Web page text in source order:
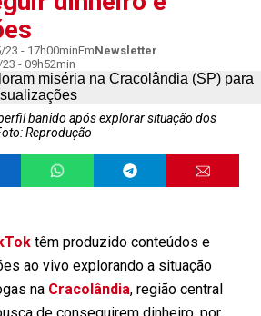
23 - 17h00minEmNewsletter
- 09h52min
banido após explorar situação dos
Reprodução
têm produzido conteúdos e
ao vivo explorando a situação
na Cracolândia, região central